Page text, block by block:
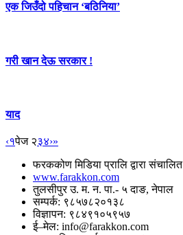
एक जिउँदो पहिचान ‘बठिनिया’
गरी खान देऊ सरकार !
याद
‹१पेज २३४›»
फरककोण मिडिया प्रालि द्वारा संचालित
www.farakkon.com
तुलसीपुर उ. म. न. पा.- ५ दाङ, नेपाल
सम्पर्क: ९८५७८२०१३८
विज्ञापन: ९८४९१०५९५७
ई–मेल: info@farakkon.com